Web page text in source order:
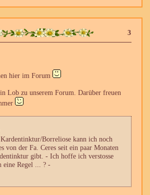
3
hier im Forum
Lob zu unserem Forum. Darüber freuen
Borreliose kann ich noch
von der Fa. Ceres seit ein paar Monaten
gibt. - Ich hoffe ich verstosse
eine Regel ... ? -